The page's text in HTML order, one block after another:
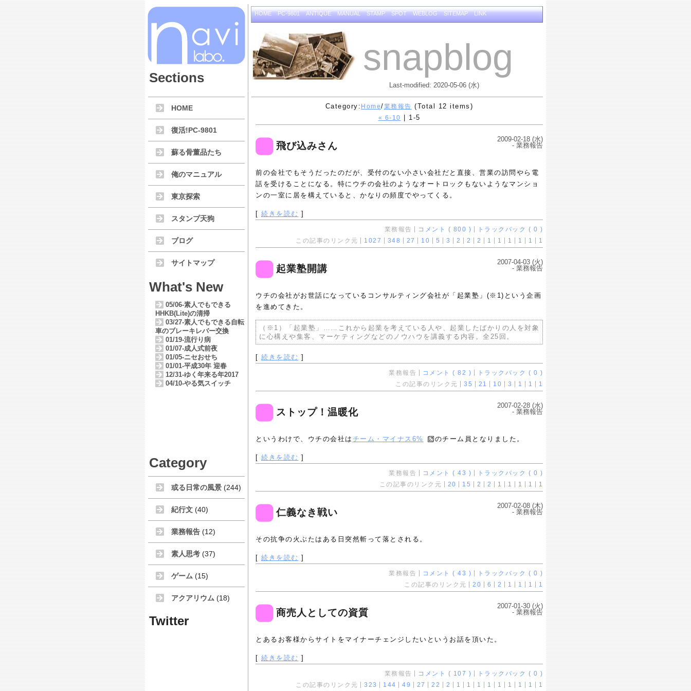
Sections
HOME PC-9801 ANTIQUE MANUAL STAMP SPOT WEBLOG SITEMAP LINK
snapblog
Last-modified: 2020-05-06 (水)
HOME
復活!PC-9801
蘇る骨董品たち
俺のマニュアル
東京探索
スタンプ天狗
ブログ
サイトマップ
What's New
05/06-素人でもできる
HHKB(Lite)の清掃
03/27-素人でもできる自転
車のブレーキレバー交換
01/19-流行り病
01/07-成人式前夜
01/05-ニセおせち
01/01-平成30年 迎春
12/31-ゆく年来る年2017
04/10-やる気スイッチ
Category
或る日常の風景 (244)
紀行文 (40)
業務報告 (12)
素人思考 (37)
ゲーム (15)
アクアリウム (18)
Twitter
Category: Home/業務報告 (Total 12 items)
« 6-10 | 1-5
飛び込みさん
2009-02-18 (水)
- 業務報告
前の会社でもそうだったのだが、受付のない小さい会社だと直接、営業の訪問やら電
話を受けることになる。特にウチの会社のようなオートロックもないようなマンショ
ンの一室に居を構えていると、かなりの頻度でやってくる。
[ 続きを読む ]
業務報告 コメント ( 800 )
トラックバック ( 0 )
この記事のリンク元
1027 348 27 10 5 3 2 2 2 1 1 1 1 1 1
起業塾開講
2007-04-03 (火)
- 業務報告
ウチの会社がお世話になっているコンサルティング会社が「起業塾」(※1)という企画
を進めてきた。
（※1）「起業塾」……これから起業を考えている人や、起業したばかりの人を対象
に心構えや集客、マーケティングなどのノウハウを講義する内容。全25回。
[ 続きを読む ]
業務報告 コメント ( 82 )
トラックバック ( 0 )
この記事のリンク元
35 21 10 3 1 1 1
ストップ！温暖化
2007-02-28 (水)
- 業務報告
というわけで、ウチの会社は チーム・マイナス6% のチーム員となりました。
[ 続きを読む ]
業務報告 コメント ( 43 )
トラックバック ( 0 )
この記事のリンク元
20 15 2 2 1 1 1 1 1
仁義なき戦い
2007-02-08 (木)
- 業務報告
その抗争の火ぶたはある日突然斬って落とされる。
[ 続きを読む ]
業務報告 コメント ( 43 )
トラックバック ( 0 )
この記事のリンク元
20 6 2 1 1 1 1
商売人としての資質
2007-01-30 (火)
- 業務報告
とあるお客様からサイトをマイナーチェンジしたいというお話を頂いた。
[ 続きを読む ]
業務報告 コメント ( 107 )
トラックバック ( 0 )
この記事のリンク元
323 144 49 27 22 2 1 1 1 1 1 1 1 1 1